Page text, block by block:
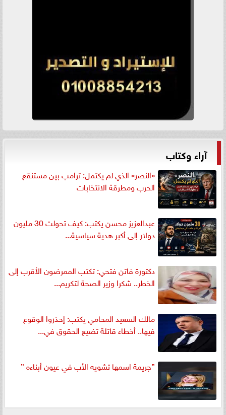
آراء وكتاب
«النصر» الذي لم يكتمل: ترامب بين مستنقع
الحرب ومطرقة الانتخابات
عبدالعزيز محسن يكتب: كيف تحولت 30 مليون
دولار إلى أكبر هدية سياسية...
دكتورة فاتن فتحي: تكتب الممرضون الأقرب إلى
الخطر.. شكرا وزير الصحة لتكريم...
مالك السعيد المحامي يكتب: إحذروا الوقوع
فيها.. أخطاء قاتلة تضيع الحقوق في...
”جريمة اسمها تشويه الأب في عيون أبناءه ”